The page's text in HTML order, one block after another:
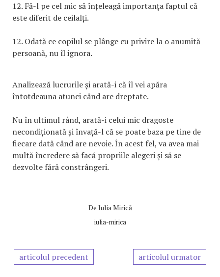
12. Fă-l pe cel mic să înțeleagă importanța faptul că
este diferit de ceilalți.
12. Odată ce copilul se plânge cu privire la o anumită
persoană, nu îl ignora.
Analizează lucrurile și arată-i că îl vei apăra
întotdeauna atunci când are dreptate.
Nu în ultimul rând, arată-i celui mic dragoste
necondiționată și învață-l că se poate baza pe tine de
fiecare dată când are nevoie. În acest fel, va avea mai
multă încredere să facă propriile alegeri și să se
dezvolte fără constrângeri.
De Iulia Mirică
iulia-mirica
articolul precedent articolul urmator